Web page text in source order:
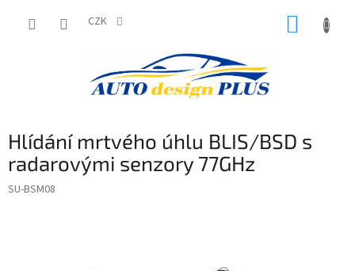
CZK
Hlídání mrtvého úhlu BLIS/BSD s
radarovými senzory 77GHz
SU-BSM08